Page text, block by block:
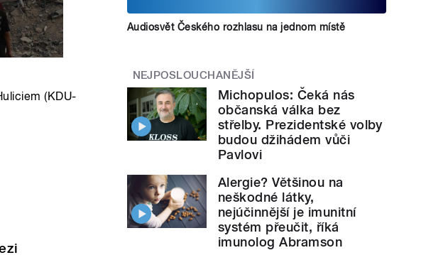
(KDU-
Audiosvět Českého rozhlasu na jednom místě
NEJPOSLOUCHANĚJŠÍ
Michopulos: Čeká nás
občanská válka bez
střelby. Prezidentské volby
budou džihádem vůči
Pavlovi
Alergie? Většinou na
neškodné látky,
nejúčinnější je imunitní
systém přeučit, říká
imunolog Abramson